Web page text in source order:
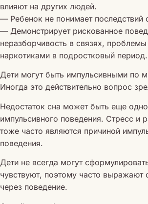
влияют на других людей.
— Ребенок не понимает последствий
— Демонстрирует рискованное
неразборчивость в связях,
наркотиками в подростковый период.
Дети могут быть импульсивными по
Иногда это действительно вопрос
Недостаток сна может быть еще
импульсивного поведения. Стресс и
тоже часто являются причиной
поведения.
Дети не всегда могут
чувствуют, поэтому часто выражают
через поведение.